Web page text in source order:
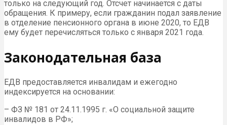
только на следующий год. Отсчет начинается с даты
обращения. К примеру, если гражданин подал заявление
в отделение пенсионного органа в июне 2020, то ЕДВ
ему будет перечисляться только с января 2021 года.
Законодательная база
ЕДВ предоставляется инвалидам и ежегодно
индексируется на основании:
– ФЗ № 181 от 24.11.1995 г. «О социальной защите
инвалидов в РФ»;